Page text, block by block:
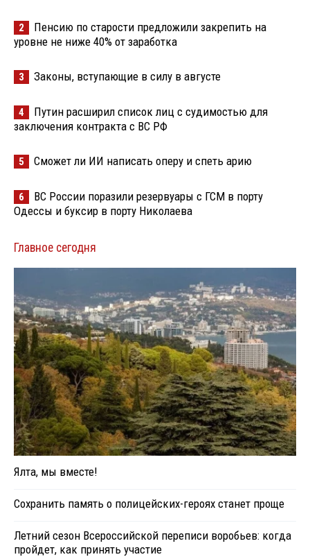
2
Пенсию по старости предложили закрепить на
уровне не ниже 40% от заработка
3 Законы, вступающие в силу в августе
4
Путин расширил список лиц с судимостью для
заключения контракта с ВС РФ
5 Сможет ли ИИ написать оперу и спеть арию
6
ВС России поразили резервуары с ГСМ в порту
Одессы и буксир в порту Николаева
Главное сегодня
Ялта, мы вместе!
Сохранить память о полицейских-героях станет проще
Летний сезон Всероссийской переписи воробьев: когда
пройдет, как принять участие